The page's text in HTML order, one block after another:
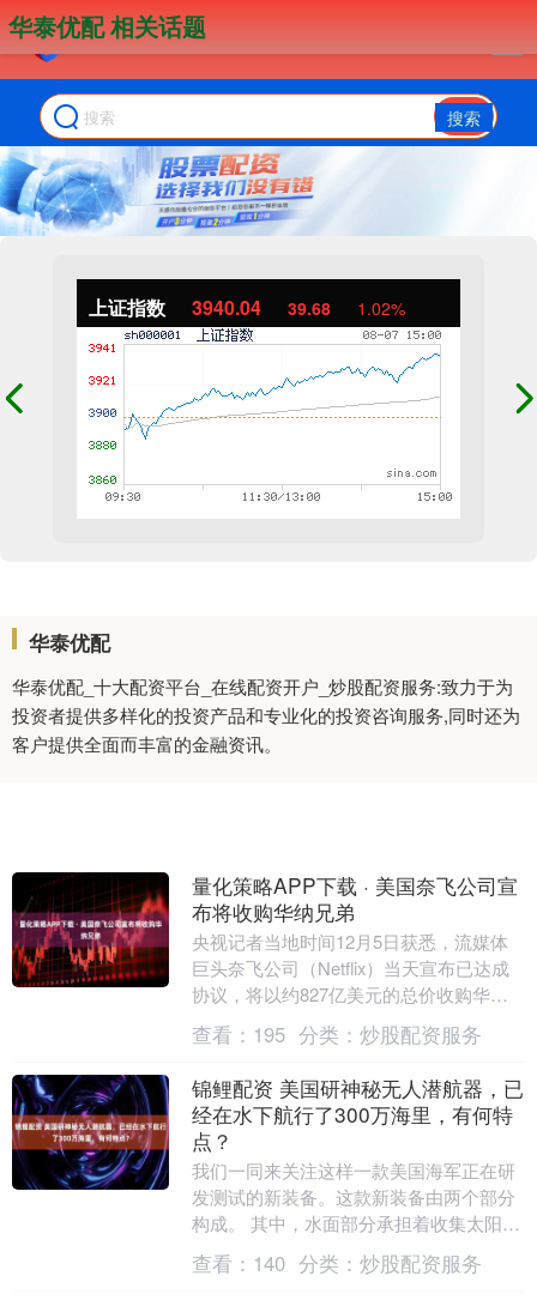
搜索
上证指数 3940.04 39.68 1.02%
华泰优配
华泰优配_十大配资平台_在线配资开户_炒股配资服务:致力于为
投资者提供多样化的投资产品和专业化的投资咨询服务,同时还为
客户提供全面而丰富的金融资讯。
华泰优配 相关话题
量化策略APP下载 · 美国奈飞公司宣
布将收购华纳兄弟
央视记者当地时间12月5日获悉，流媒体
巨头奈飞公司（Netflix）当天宣布已达成
协议，将以约827亿美元的总价收购华纳
兄弟。据悉，此次被收购的资产包括该公
司的....
查看： 195 分类： 炒股配资服务
锦鲤配资 美国研神秘无人潜航器，已
经在水下航行了300万海里，有何特
点？
我们一同来关注这样一款美国海军正在研
发测试的新装备。这款新装备由两个部分
构成。 其中，水面部分承担着收集太阳能
和波浪能的任务，随后将这些能量转换成
电能，并传导至....
查看： 140 分类： 炒股配资服务